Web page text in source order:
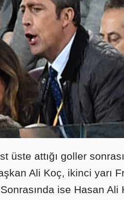
üste attığı goller
Ali Koç, ikinci yarı
ise Hasan Ali